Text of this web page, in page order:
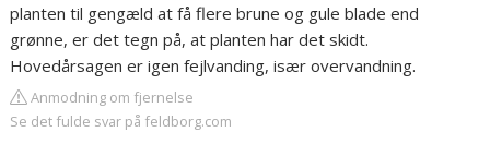
planten til gengæld at få flere brune og gule blade end
grønne, er det tegn på, at planten har det skidt.
Hovedårsagen er igen fejlvanding, især overvandning.
Anmodning om fjernelse
Se det fulde svar på feldborg.com